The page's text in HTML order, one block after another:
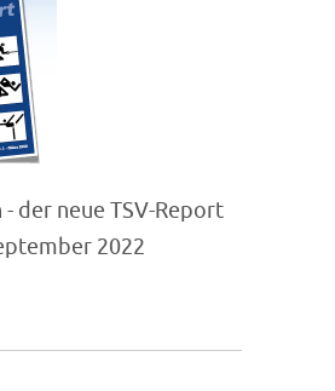
der neue TSV-Report
2022